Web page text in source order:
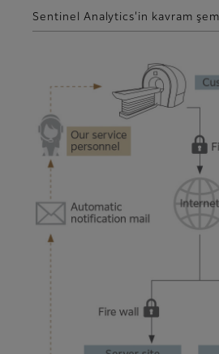
Sentinel Analytics'in kavram